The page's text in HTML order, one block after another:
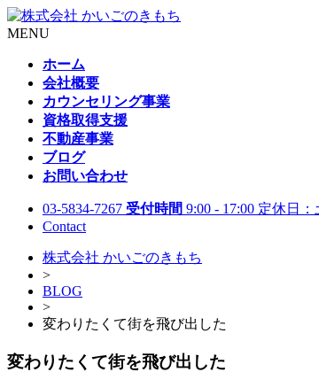
MENU
ホーム
会社概要
カウンセリング事業
資格取得支援
不動産事業
ブログ
お問い合わせ
03-5834-7267 受付時間 9:00 - 17:00 定休日
Contact
株式会社 かいごのきもち
>
BLOG
>
変わりたくて街を飛び出した
変わりたくて街を飛び出した